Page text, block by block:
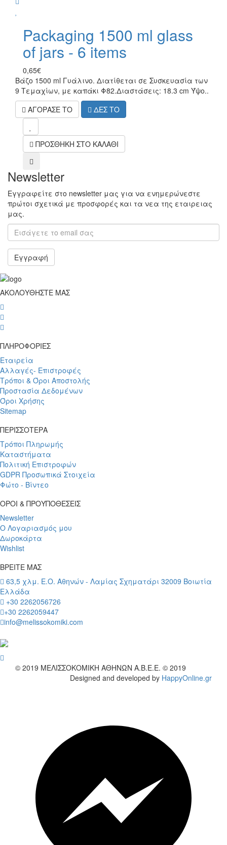
Packaging 1500 ml glass
of jars - 6 items
0,65€
Βάζο 1500 ml Γυάλινο. Διατίθεται σε Συσκευασία των
9 Τεμαχίων, με καπάκι Φ82.Διαστάσεις: 18.3 cm Ύψο..
ΑΓΟΡΑΣΕ ΤΟ
ΔΕΣ ΤΟ
ΠΡΟΣΘΗΚΗ ΣΤΟ ΚΑΛΑΘΙ
compare
Newsletter
Εγγραφείτε στο newsletter μας για να ενημερώνεστε
πρώτοι σχετικά με προσφορές και τα νεα της εταιρειας
μας.
Εγγραφή
ΑΚΟΛΟΥΘΗΣΤΕ ΜΑΣ
wish
wish
wish
ΠΛΗΡΟΦΟΡΙΕΣ
Εταιρεία
Αλλαγές- Επιστροφές
Τρόποι & Όροι Αποστολής
Προστασία Δεδομένων
Όροι Χρήσης
Sitemap
ΠΕΡΙΣΣΟΤΕΡΑ
Τρόποι Πληρωμής
Καταστήματα
Πολιτική Επιστροφών
GDPR Προσωπικά Στοιχεία
Φώτο - Βίντεο
ΟΡΟΙ & ΠΡΟΥΠΟΘΕΣΕΙΣ
Newsletter
Ο Λογαριασμός μου
Δωροκάρτα
Wishlist
ΒΡΕΙΤΕ ΜΑΣ
63,5 χλμ. Ε.Ο. Αθηνών - Λαμίας Σχηματάρι 32009 Βοιωτία
Ελλάδα
+30 2262056726
+30 2262059447
info@melissokomiki.com
wish
© 2019 ΜΕΛΙΣΣΟΚΟΜΙΚΗ ΑΘΗΝΩΝ Α.Β.Ε.Ε. © 2019
Designed and developed by HappyOnline.gr